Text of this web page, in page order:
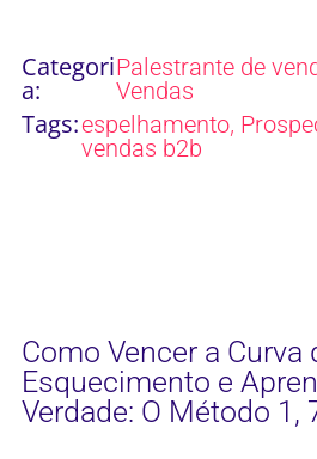
Categori
a:
Palestrante de
Vendas
Tags:espelhamento,
vendas b2b
Como Vencer a Curva
Esquecimento e
Verdade: O Método 1,